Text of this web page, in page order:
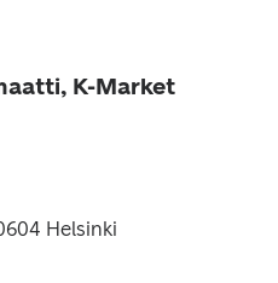
K-Market
Helsinki